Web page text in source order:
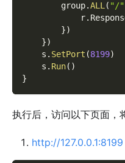
        group
.ALL( "/"
            r
.
})
})
    s
. SetPort (8199)
    s
. Run( )
}
执行后，访问以下页面，
http://127.0.0.1:8199